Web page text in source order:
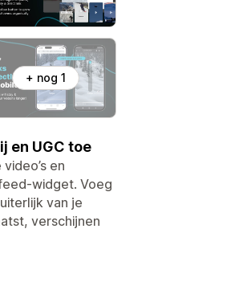
+ nog 1
en UGC toe
en
widget. Voeg
van je
verschijnen